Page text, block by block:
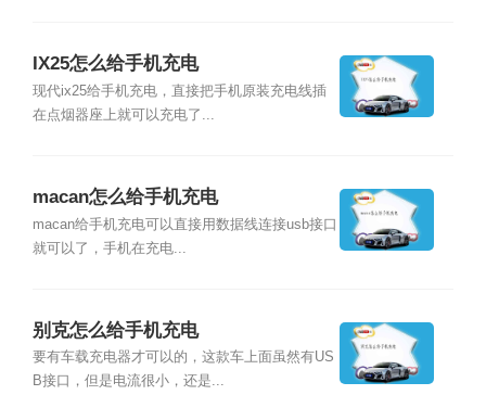
IX25怎么给手机充电
现代ix25给手机充电，直接把手机原装充电线插
在点烟器座上就可以充电了...
macan怎么给手机充电
macan给手机充电可以直接用数据线连接usb接口
就可以了，手机在充电...
别克怎么给手机充电
要有车载充电器才可以的，这款车上面虽然有US
B接口，但是电流很小，还是...